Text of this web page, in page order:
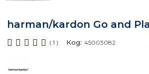
harman/kardon Go and
Код: 45003082
( 1 )